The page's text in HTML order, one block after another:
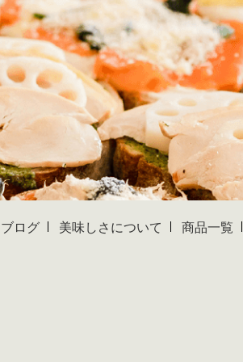
ブログ 美味しさについて 商品一覧